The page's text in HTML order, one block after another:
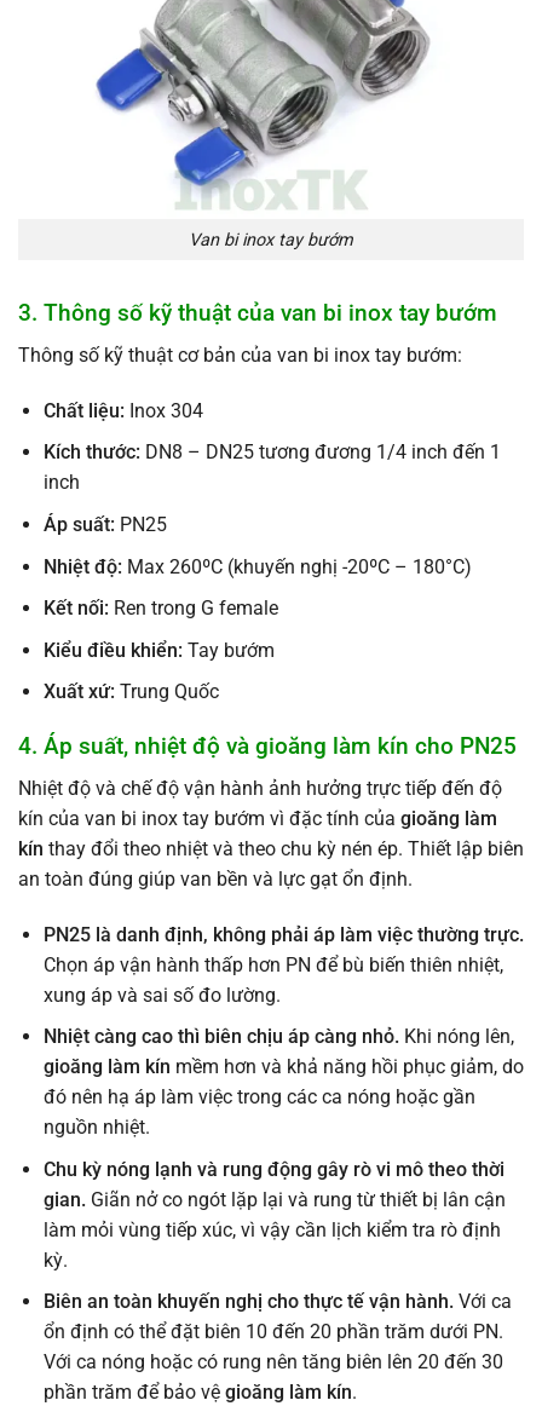
Van bi inox tay bướm
3. Thông số kỹ thuật của van bi inox tay bướm
Thông số kỹ thuật cơ bản của van bi inox tay bướm:
Chất liệu: Inox 304
Kích thước: DN8 – DN25 tương đương 1/4 inch đến 1
inch
Áp suất: PN25
Nhiệt độ: Max 260ºC (khuyến nghị -20ºC – 180°C)
Kết nối: Ren trong G female
Kiểu điều khiển: Tay bướm
Xuất xứ: Trung Quốc
4. Áp suất, nhiệt độ và gioăng làm kín cho PN25
Nhiệt độ và chế độ vận hành ảnh hưởng trực tiếp đến độ
kín của van bi inox tay bướm vì đặc tính của gioăng làm
kín thay đổi theo nhiệt và theo chu kỳ nén ép. Thiết lập biên
an toàn đúng giúp van bền và lực gạt ổn định.
PN25 là danh định, không phải áp làm việc thường trực.
Chọn áp vận hành thấp hơn PN để bù biến thiên nhiệt,
xung áp và sai số đo lường.
Nhiệt càng cao thì biên chịu áp càng nhỏ.Khi nóng lên,
gioăng làm kín mềm hơn và khả năng hồi phục giảm, do
đó nên hạ áp làm việc trong các ca nóng hoặc gần
nguồn nhiệt.
Chu kỳ nóng lạnh và rung động gây rò vi mô theo thời
gian.Giãn nở co ngót lặp lại và rung từ thiết bị lân cận
làm mỏi vùng tiếp xúc, vì vậy cần lịch kiểm tra rò định
kỳ.
Biên an toàn khuyến nghị cho thực tế vận hành.Với ca
ổn định có thể đặt biên 10 đến 20 phần trăm dưới PN.
Với ca nóng hoặc có rung nên tăng biên lên 20 đến 30
phần trăm để bảo vệ gioăng làm kín.